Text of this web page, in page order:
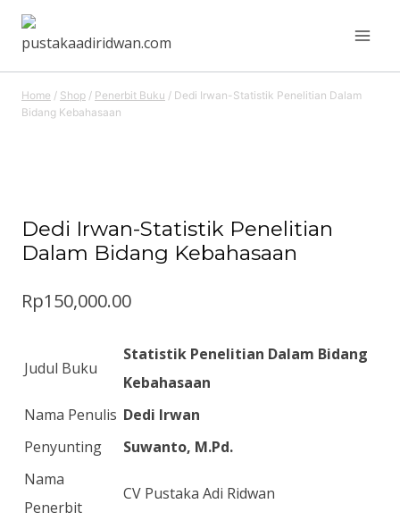
Skip
content
Home / Shop / Penerbit Buku / Dedi Irwan-Statistik Penelitian Dalam
Bidang Kebahasaan
Dedi Irwan-Statistik Penelitian
Dalam Bidang Kebahasaan
Rp150,000.00
Judul Buku
Statistik Penelitian Dalam Bidang
Kebahasaan
Nama Penulis Dedi Irwan
Penyunting
Suwanto, M.Pd.
Nama
Penerbit
CV Pustaka Adi Ridwan